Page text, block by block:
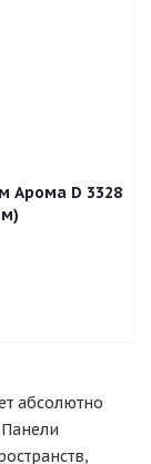
Арома D 3328
абсолютно